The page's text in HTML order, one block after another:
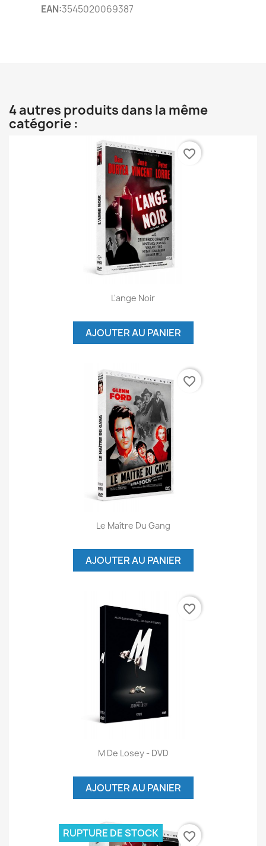
EAN:3545020069387
4 autres produits dans la même
catégorie :
L'ange Noir
AJOUTER AU PANIER
favorite_border
Le Maître Du Gang
AJOUTER AU PANIER
favorite_border
M De Losey - DVD
AJOUTER AU PANIER
favorite_border
RUPTURE DE STOCK favorite_border